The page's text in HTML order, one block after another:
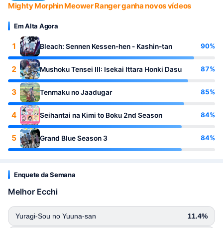
Mighty Morphin Meower Ranger ganha novos vídeos
Em Alta Agora
1 Bleach: Sennen Kessen-hen - Kashin-tan 90%
2 Mushoku Tensei III: Isekai Ittara Honki Dasu 87%
3 Tenmaku no Jaadugar 85%
4 Seihantai na Kimi to Boku 2nd Season 84%
5 Grand Blue Season 3 84%
Enquete da Semana
Melhor Ecchi
Yuragi-Sou no Yuuna-san 11.4%